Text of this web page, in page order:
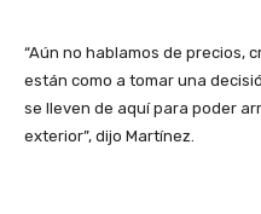
“Aún no hablamos de precios,
están como a tomar una
se lleven de aquí para poder
exterior”, dijo Martínez.